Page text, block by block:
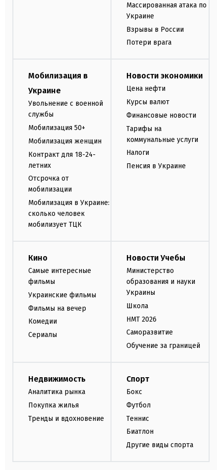
Массированная атака по
Украине
Взрывы в России
Потери врага
Мобилизация в
Украине
Увольнение с военной
службы
Мобилизация 50+
Мобилизация женщин
Контракт для 18-24-
летних
Отсрочка от
мобилизации
Мобилизация в Украине:
сколько человек
мобилизует ТЦК
Новости экономики
Цена нефти
Курсы валют
Финансовые новости
Тарифы на
коммунальные услуги
Налоги
Пенсия в Украине
Кино
Самые интересные
фильмы
Украинские фильмы
Фильмы на вечер
Комедии
Сериалы
Новости Учебы
Министерство
образования и науки
Украины
Школа
НМТ 2026
Саморазвитие
Обучение за границей
Недвижимость
Аналитика рынка
Покупка жилья
Тренды и вдохновение
Спорт
Бокс
Футбол
Теннис
Биатлон
Другие виды спорта